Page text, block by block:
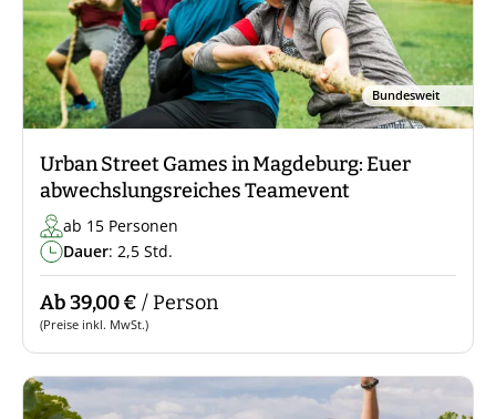
Bundesweit
Urban Street Games in Magdeburg: Euer
abwechslungsreiches Teamevent
ab 15 Personen
Dauer: 2,5 Std.
Ab 39,00 € / Person
(Preise inkl. MwSt.)